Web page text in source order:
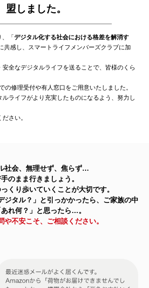
盟しました。
、「デジタル化する社会における格差を解消す
共感し、スマートライフメンバーズクラブに加
全なデジタルライフを送ることで、皆様のくら
の修理受付や有人窓口をご用意いたしました。
ルライフがより充実したものになるよう、努力し
さい。
社会、無理せず、焦らず…
のまま行きましょう。
くり歩いていくことが大切です。
ジタル？」と引っかかったら、ご家族の中
れ何？」と思ったら…。
や不安こそ、ご相談ください。